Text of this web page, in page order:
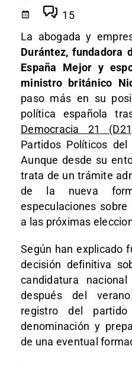
15
La abogada y
Durántez, fundadora
España Mejor y
ministro británico
paso más en su
política española
Democracia 21
Partidos Políticos
Aunque desde su
trata de un trámite
de la nueva
especulaciones
a las próximas
Según han explicado
decisión definitiva
candidatura
después del
registro del
denominación y
de una eventual